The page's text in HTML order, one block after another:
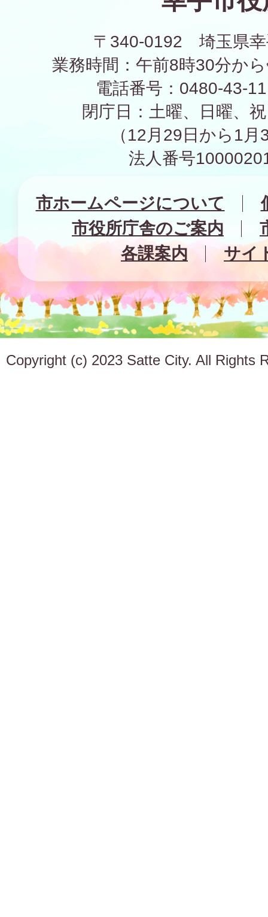
〒340-0192 埼玉県幸
業務時間：午前8時30分か
電話番号：0480-43-
閉庁日：土曜、日曜、
（12月29日から1
法人番号
市ホームページについて
市役所庁舎のご案内
各課案内
サイ
Copyright (c) 2023 Satte City. All Rights